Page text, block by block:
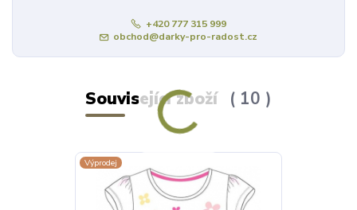
+420 777 315 999
obchod@darky-pro-radost.cz
Související zboží 10
Výprodej